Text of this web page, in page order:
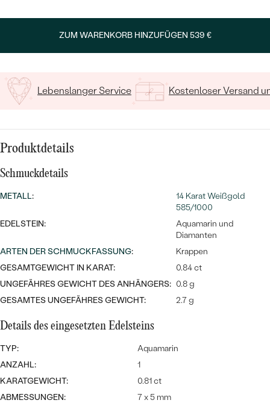
Meistverkaufte
Eheringe
ANSCHAUEN
MIT EDELSTEIN
NACH MATERIAL
GOLD
PLATIN
EDELSTEINSCHMUCK
DIAMANTEN
PERLENSCHMUCK
NACH STYL
PERSONALISIERT
SYMBOLISCH
MINIMALISTISCH
NACH ANLASS
NACH DER FARBE
NACH DER FORM
DIAMANTEN
Meistverkaufte
Ohrrinnge
ANSEHEN
PREISWERTE
Personalisierte
Halsketten
Meistverkaufte
Ringe
ZUM WARENKORB HINZUFÜGEN 539 €
Lebenslanger Service Kostenloser Versand
Produktdetails
Schmuckdetails
METALL:
14 Karat Weißgold
585/1000
EDELSTEIN:
Aquamarin und
Diamanten
ARTEN DER SCHMUCKFASSUNG:
Krappen
GESAMTGEWICHT IN KARAT:
0.84 ct
UNGEFÄHRES GEWICHT DES ANHÄNGERS: 0.8 g
GESAMTES UNGEFÄHRES GEWICHT:
2.7 g
Details des eingesetzten Edelsteins
TYP:
Aquamarin
ANZAHL:
1
KARATGEWICHT:
0.81 ct
ABMESSUNGEN:
7 x 5 mm